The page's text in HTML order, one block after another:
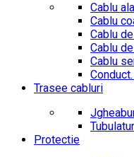
Cablu
Cablu
Cablu
Cablu
Cablu
Trasee cabluri
Protectie